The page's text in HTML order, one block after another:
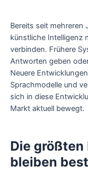
Bereits seit mehreren
künstliche Intelligenz
verbinden. Frühere
Antworten geben
Neuere
Sprachmodelle und
sich in diese
Markt aktuell bewegt.
Die
bleiben